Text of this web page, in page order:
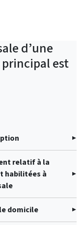
d’une
est
relatif à la
habilitées à
domicile